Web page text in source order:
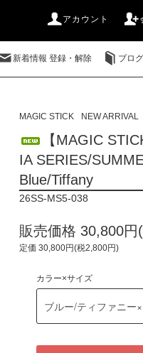
アカウント
新着情報 登録・解除 ブログ
MAGIC STICK NEW ARRIVAL
【MAGIC
IA SERIES/
Blue/Tiffany
26SS-MS5-038
販売価格 30,800円
定価 30,800円(税2,800円)
カラー×サイズ